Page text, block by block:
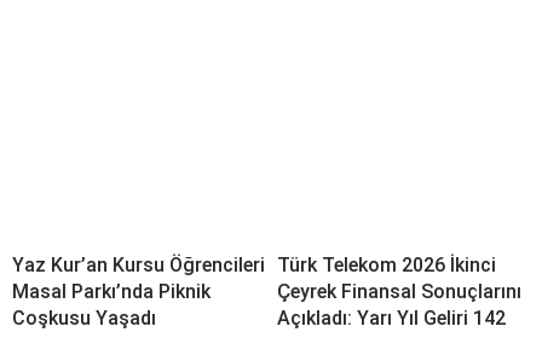
Yaz Kur’an Kursu Öğrencileri
Masal Parkı’nda Piknik
Coşkusu Yaşadı
Türk Telekom 2026 İkinci
Çeyrek Finansal Sonuçlarını
Açıkladı: Yarı Yıl Geliri 142